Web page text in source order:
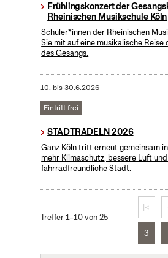
Frühlingskonzert der
Rheinischen Musikschule Köln
Schüler*innen der Rheinischen
Sie mit auf eine musikalische Reise
des Gesangs.
10. bis30.6.2026
Eintritt frei
STADTRADELN 2026
Ganz Köln tritt erneut gemeinsam
mehr Klimaschutz, bessere Luft
fahrradfreundliche Stadt.
Treffer 1–10 von 25
|<
3